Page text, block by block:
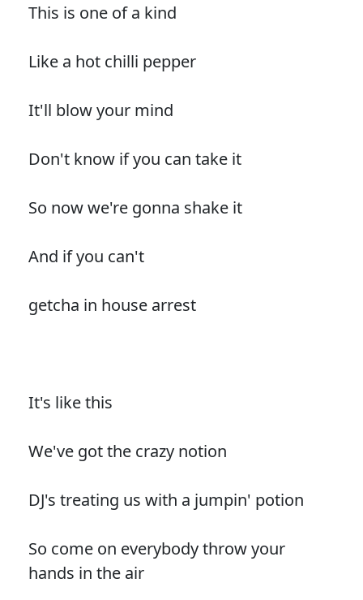
This is one of a kind
Like a hot chilli pepper
It'll blow your mind
Don't know if you can take it
So now we're gonna shake it
And if you can't
getcha in house arrest
It's like this
We've got the crazy notion
DJ's treating us with a jumpin' potion
So come on everybody throw your
hands in the air